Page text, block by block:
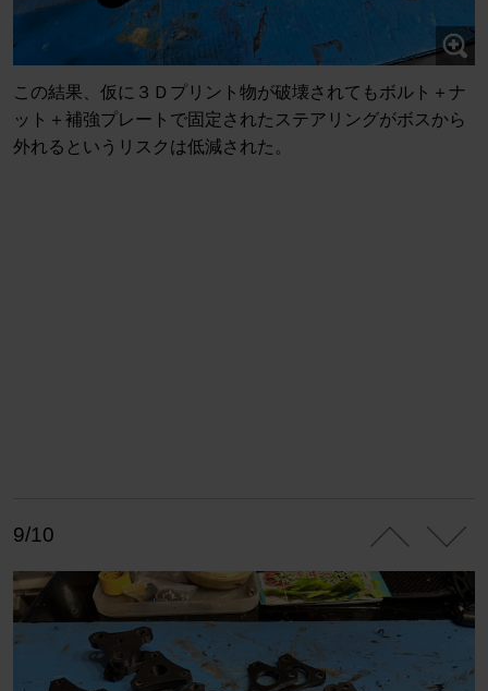
この結果、仮に３Ｄプリント物が破壊されてもボルト＋ナ
ット＋補強プレートで固定されたステアリングがボスから
外れるというリスクは低減された。
9/10